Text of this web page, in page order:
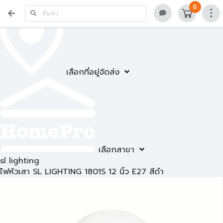
เลือกที่อยู่จัดส่ง
เลือกสาขา
0
sl lighting
ไฟหัวเสา SL LIGHTING 1801S 12 นิ้ว E27 สีดำ